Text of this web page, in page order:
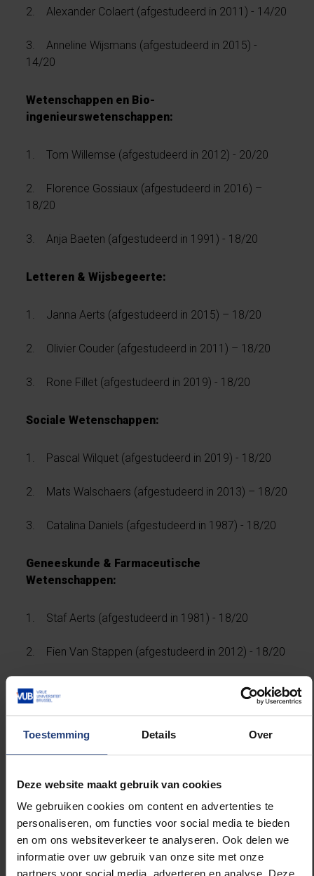
Toestemming Details Over
Deze website maakt gebruik van cookies
We gebruiken cookies om content en advertenties te
personaliseren, om functies voor social media te bieden
en om ons websiteverkeer te analyseren. Ook delen we
informatie over uw gebruik van onze site met onze
2. Alexander Colaert (afgestudeerd in 2011) - 14/20
3. Anneline Wijsmans (afgestudeerd in 2015) -
14/20
Wetenschappen en Bio-
ingenieurswetenschappen:
1. Tom Willemse (afgestudeerd in 2012) - 20/20
2. Florence Gossiaux (afgestudeerd in 2016) –
18/20
3. Anja Baeten (afgestudeerd in 1991) - 18/20
Letteren & Wijsbegeerte:
1. Janna Aerts (afgestudeerd in 2015) – 18/20
2. Olivier Couder (afgestudeerd in 2011) – 18/20
3. Rone Fillet (afgestudeerd in 2019) - 18/20
Sociale Wetenschappen:
1. Pascal Wilquet (afgestudeerd in 2019) - 18/20
2. Mats Walschaers (afgestudeerd in 2013) – 18/20
3. Catalina Daniels (afgestudeerd in 1987) - 18/20
Geneeskunde & Farmaceutische
Wetenschappen:
1. Staf Aerts (afgestudeerd in 1981) - 18/20
2. Fien Van Stappen (afgestudeerd in 2012) - 18/20
3. Bugra Dönmez (afgestudeerd in 2017) - 16/20
2. Dewi Beratha (afgestudeerd in 2020) - 16/20
3. Wannes De Kunst (2017) - 16/20
Lichamelijke Opvoeding & Kinesitherapie: